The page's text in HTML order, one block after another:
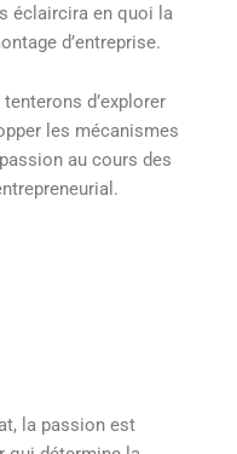
éclaircira en quoi la
d’entreprise.
d’explorer
les mécanismes
au cours des
la passion est